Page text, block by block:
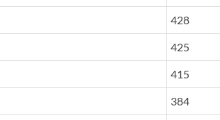
428
425
415
384